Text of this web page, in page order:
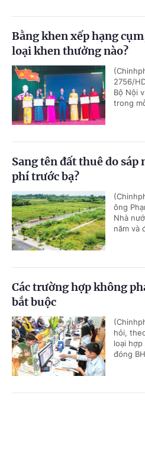
Bằng khen xếp hạng
loại khen thưởng nào?
2756/
Bộ Nội
trong
Sang tên đất thuê do sáp
phí trước bạ?
ông
Nhà
năm và
Các trường hợp không
bắt buộc
hỏi,
loại
đóng